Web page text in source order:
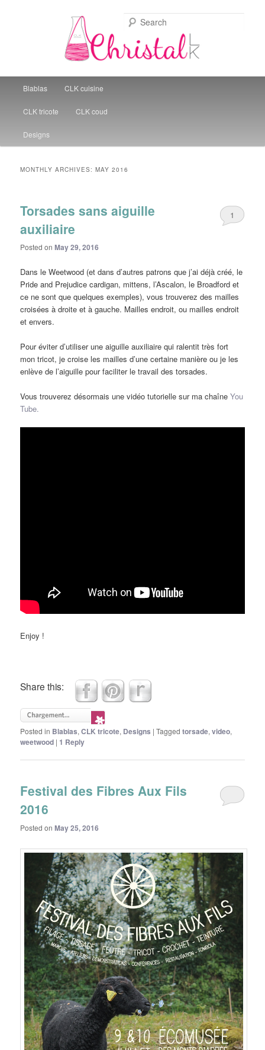
Christal Little Kitchen
Skip to primary content
Skip to secondary content
Blablas CLK cuisine
CLK tricote CLK coud
Designs
MONTHLY ARCHIVES:MAY 2016
Torsades sans aiguille
auxiliaire
Posted onMay 29, 2016
1
Dans le Weetwood (et dans d’autres patrons que j’ai déjà créé, le
Pride and Prejudice cardigan, mittens, l’Ascalon, le Broadford et
ce ne sont que quelques exemples), vous trouverez des mailles
croisées à droite et à gauche. Mailles endroit, ou mailles endroit
et envers.
Pour éviter d’utiliser une aiguille auxiliaire qui ralentit très fort
mon tricot, je croise les mailles d’une certaine manière ou je les
enlève de l’aiguille pour faciliter le travail des torsades.
Vous trouverez désormais une vidéo tutorielle sur ma chaîneYou
Tube.
Enjoy !
Share this:
Posted in Blablas,CLK tricote, Designs |Tagged torsade,video,
weetwood | 1 Reply
Festival des Fibres Aux Fils
2016
Posted onMay 25, 2016